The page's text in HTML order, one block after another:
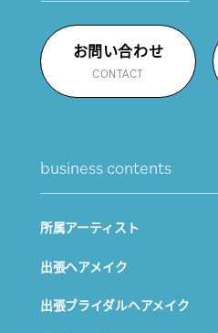
お問い合わせ
CONTACT
business contents
所属アーティスト
出張ヘアメイク
出張ブライダルヘアメイク